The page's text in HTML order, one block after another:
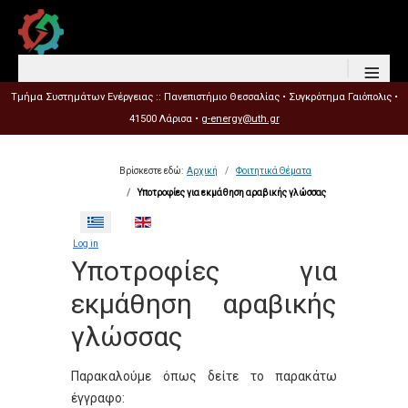
≡
Τμήμα Συστημάτων Ενέργειας :: Πανεπιστήμιο Θεσσαλίας • Συγκρότημα Γαιόπολις •
41500 Λάρισα • g-energy@uth.gr
Βρίσκεστε εδώ: Αρχική Φοιτητικά Θέματα
Υποτροφίες για εκμάθηση αραβικής γλώσσας
Επιλέξτε τη γλώσσα σας
Log in
Υποτροφίες για
εκμάθηση αραβικής
γλώσσας
Παρακαλούμε όπως δείτε το παρακάτω
έγγραφο: